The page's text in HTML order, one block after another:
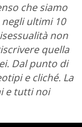
che siamo
ultimi 10
non
quella
Dal punto di
e cliché. La
e tutti noi